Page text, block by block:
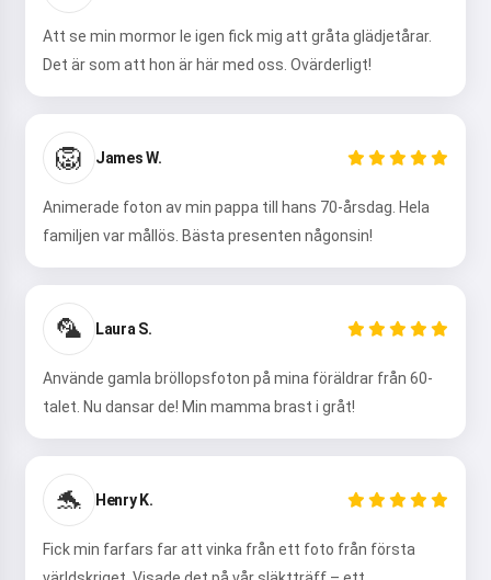
Att se min mormor le igen fick mig att gråta glädjetårar.
Det är som att hon är här med oss. Ovärderligt!
🦁 James W.
Animerade foton av min pappa till hans 70-årsdag. Hela
familjen var mållös. Bästa presenten någonsin!
🦜 Laura S.
Använde gamla bröllopsfoton på mina föräldrar från 60-
talet. Nu dansar de! Min mamma brast i gråt!
🐬 Henry K.
Fick min farfars far att vinka från ett foto från första